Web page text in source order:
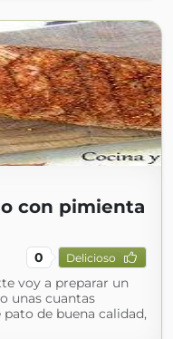
con pimienta
0 Delicioso
voy a preparar un
unas cuantas
de buena calidad,